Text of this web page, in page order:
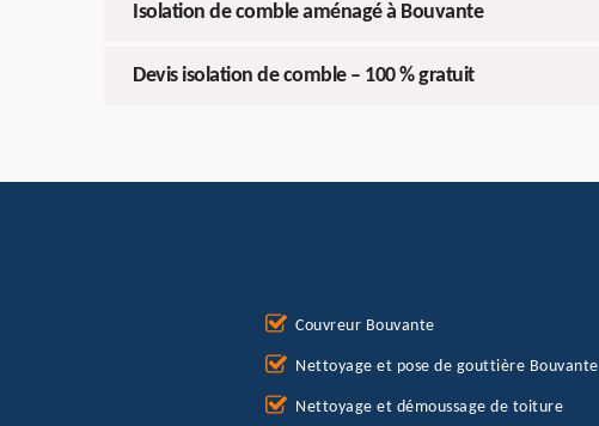
Isolation de comble aménagé à Bouvante
Devis isolation de comble – 100 % gratuit
Couvreur Bouvante
Nettoyage et pose de gouttière Bouvante
Nettoyage et démoussage de toiture